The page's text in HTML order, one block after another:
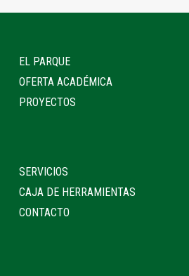
EL PARQUE
OFERTA ACADÉMICA
PROYECTOS
SERVICIOS
CAJA DE HERRAMIENTAS
CONTACTO